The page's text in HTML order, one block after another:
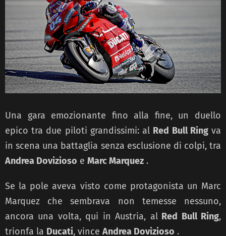
Una gara emozionante fino alla fine, un duello
epico tra due piloti grandissimi: al Red Bull Ringva
in scena una battaglia senza esclusione di colpi, tra
Andrea Dovizioso e Marc Marquez .
Se la pole aveva visto come protagonista un Marc
Marquez che sembrava non temesse nessuno,
ancora una volta, qui in Austria, alRed Bull Ring,
trionfa la Ducati, vince Andrea Dovizioso .